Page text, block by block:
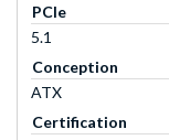
PCIe
5.1
Conception
ATX
Certification